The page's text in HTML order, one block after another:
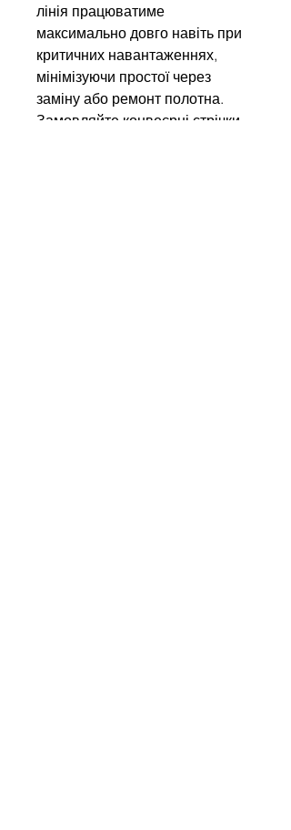
лінія працюватиме
максимально довго навіть при
критичних навантаженнях,
мінімізуючи простої через
заміну або ремонт полотна.
Замовляйте конвеєрні стрічки